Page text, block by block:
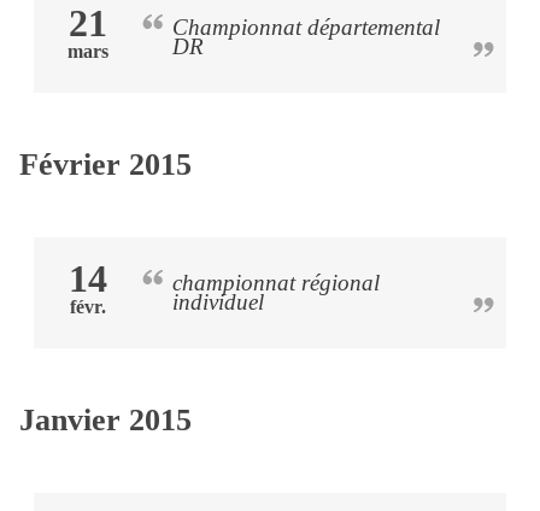
21
mars
Championnat départemental
DR
Février 2015
14
févr.
championnat régional
individuel
Janvier 2015